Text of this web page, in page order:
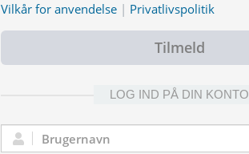
Vilkår for anvendelse | Privatlivspolitik
Tilmeld
LOG IND PÅ DIN KONTO
Brugernavn: